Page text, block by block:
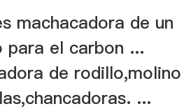
machacadora de un
para el carbon ...
de rodillo,molino
...